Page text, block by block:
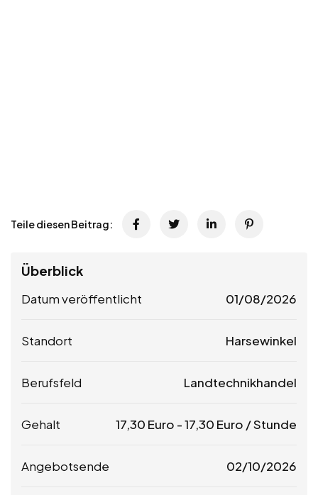
Teile diesen Beitrag:
Überblick
Datum veröffentlicht 01/08/2026
Standort Harsewinkel
Berufsfeld Landtechnikhandel
Gehalt 17,30 Euro -17,30 Euro / Stunde
Angebotsende 02/10/2026